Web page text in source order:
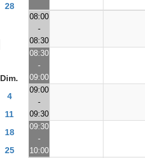
28
Dim.
4
11
18
25
08:00
-
08:30
08:30
-
09:00
09:00
-
09:30
09:30
-
10:00